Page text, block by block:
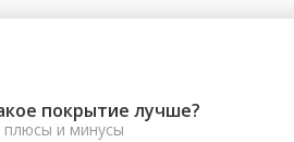
покрытие лучше?
плюсы и минусы